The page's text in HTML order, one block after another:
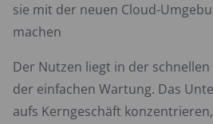
sie mit der neuen Cloud-
machen
Der Nutzen liegt in der
der einfachen Wartung. Das
aufs Kerngeschäft